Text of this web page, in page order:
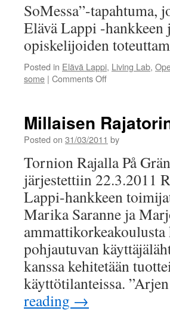
SoMessa”-
Elävä Lappi -
opiskelijoiden
Posted in Elävä Lappi, Living Lab,
some | Comments Offon
Millaisen
Posted on 31/03/2011 by
Tornion Rajalla På
järjestettiin 22.3.2011
Lappi-hankkeen
Marika Saranne ja
pohjautuvan
kanssa kehitetään
käyttötilanteissa.
reading →